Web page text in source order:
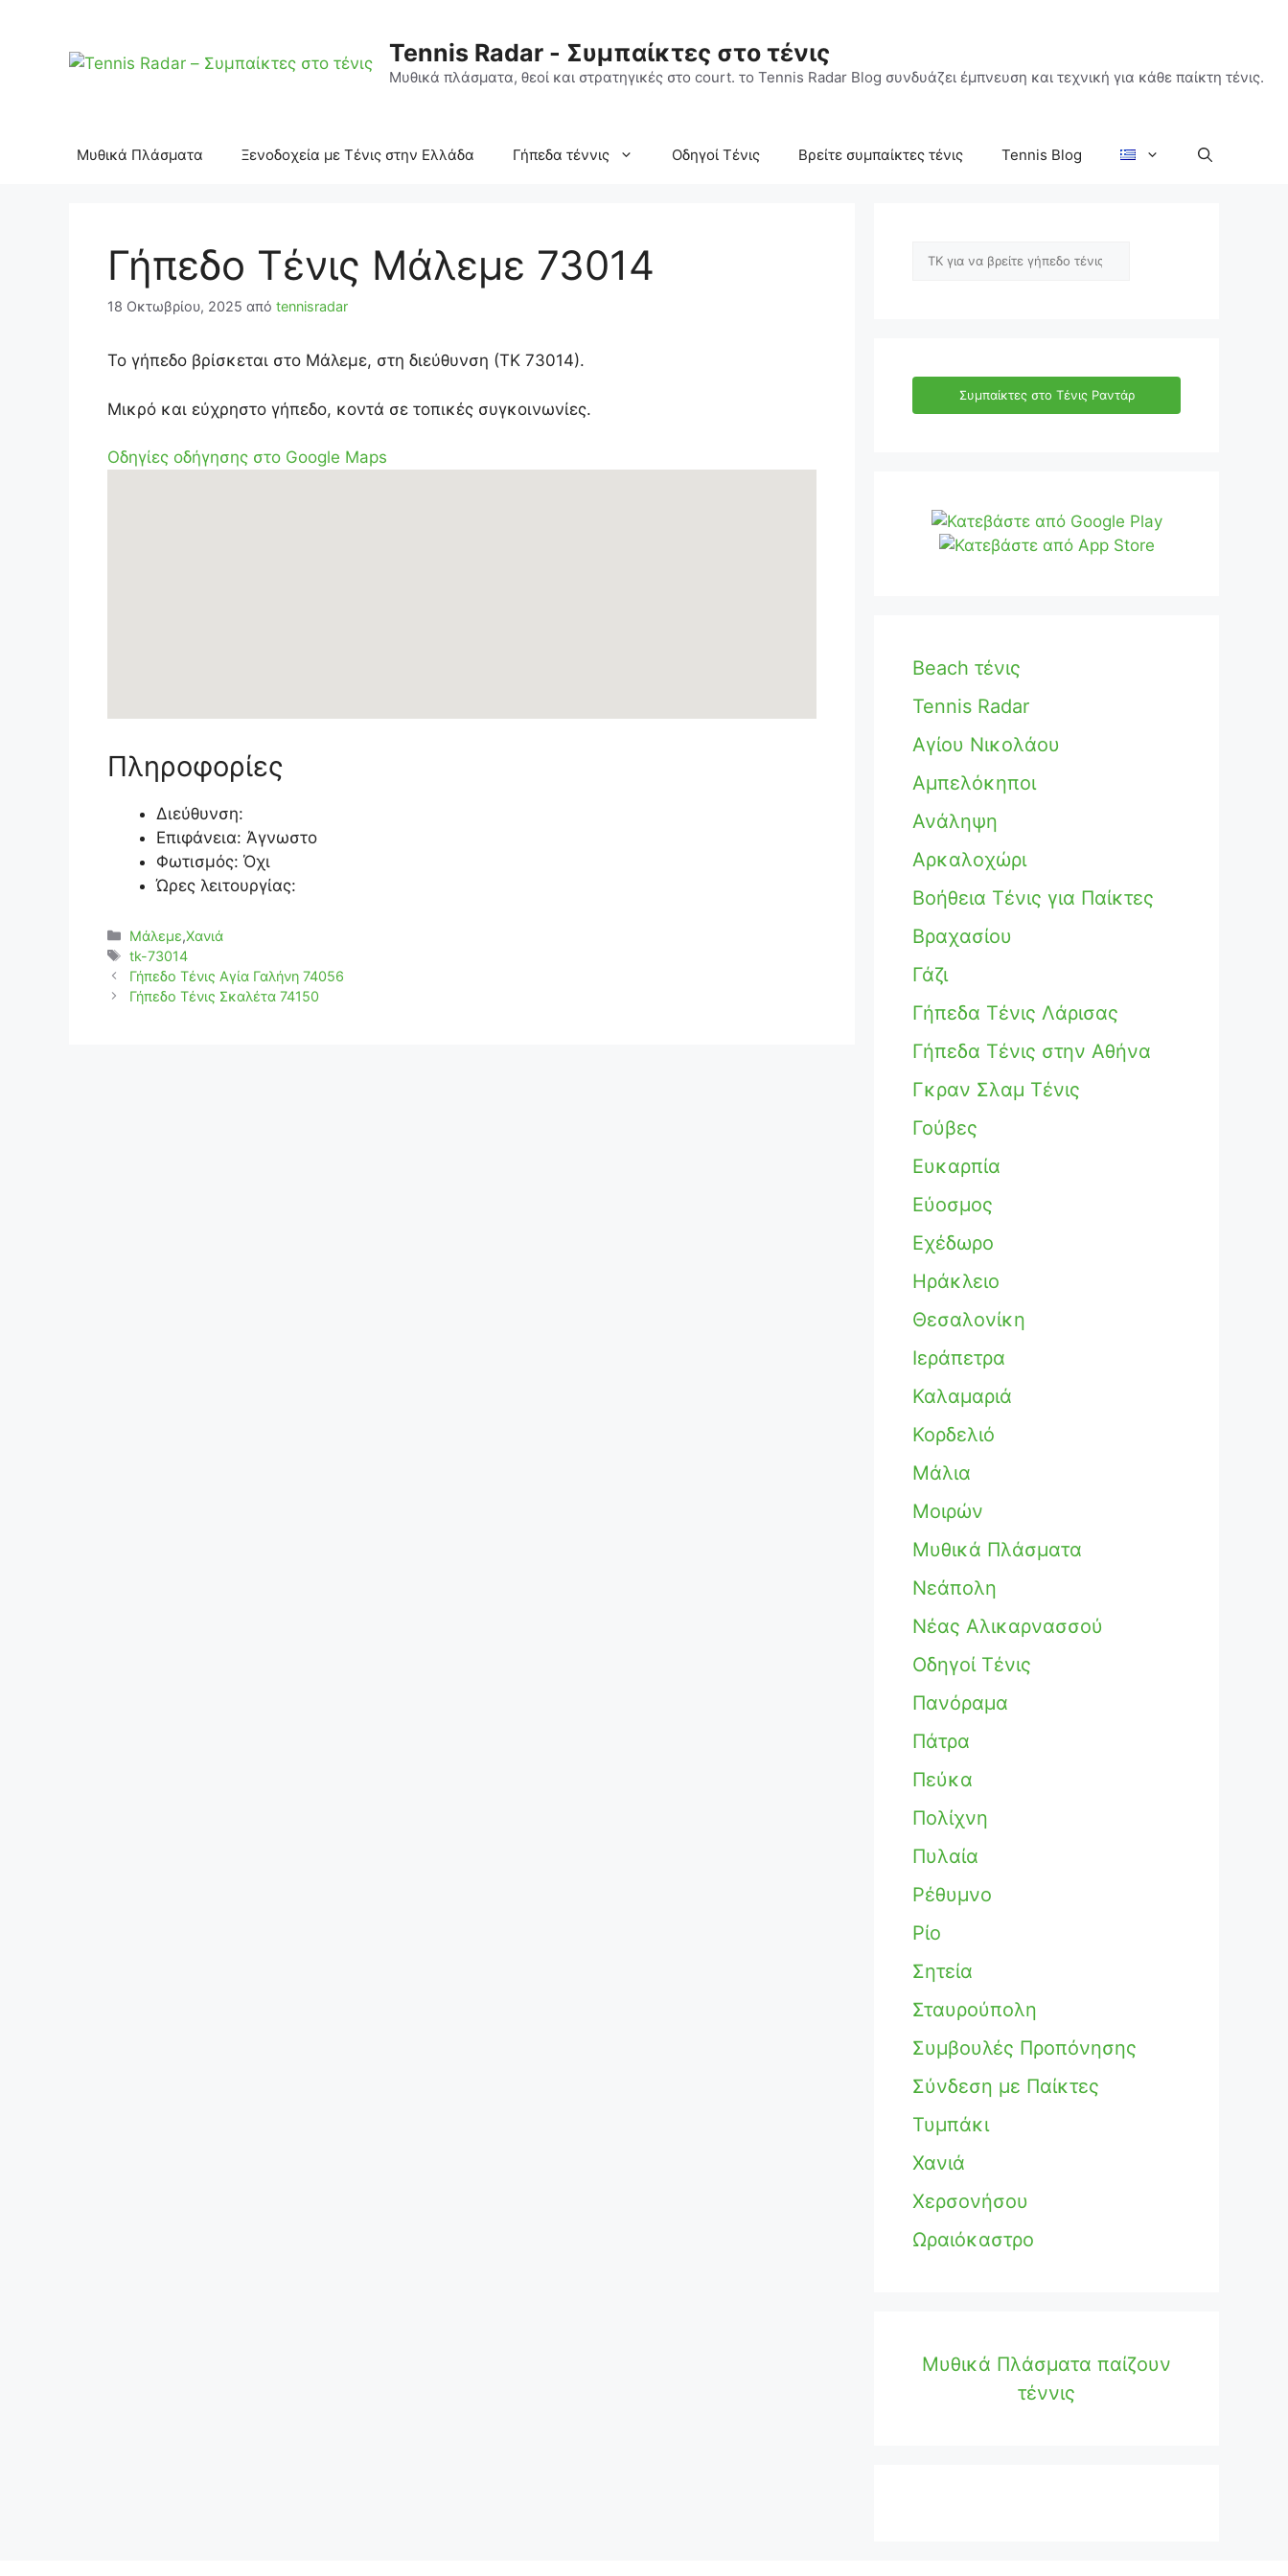
περιεχόμενο
Tennis Radar - Συμπαίκτες στο τένις
Μυθικά πλάσματα, θεοί και στρατηγικές στο court. το Tennis Radar Blog συνδυάζει έμπνευση και τεχνική για κάθε παίκτη τένις.
Μυθικά Πλάσματα Ξενοδοχεία με Τένις στην Ελλάδα Γήπεδα τέννις Οδηγοί Τένις Βρείτε συμπαίκτες τένις Tennis Blog
Γήπεδο Τένις Μάλεμε 73014
18 Οκτωβρίου, 2025 από tennisradar
Το γήπεδο βρίσκεται στο Μάλεμε, στη διεύθυνση (ΤΚ 73014).
Μικρό και εύχρηστο γήπεδο, κοντά σε τοπικές συγκοινωνίες.
Οδηγίες οδήγησης στο Google Maps
Πληροφορίες
Διεύθυνση:
Επιφάνεια: Άγνωστο
Φωτισμός: Όχι
Ώρες λειτουργίας:
Κατηγορίες
Μάλεμε,Χανιά
Ετικέτες
tk-73014
Γήπεδο Τένις Αγία Γαλήνη 74056
Γήπεδο Τένις Σκαλέτα 74150
Αναζήτηση
Συμπαίκτες στο Τένις Ραντάρ
Beach τένις
Tennis Radar
Αγίου Νικολάου
Αμπελόκηποι
Ανάληψη
Αρκαλοχώρι
Βοήθεια Τένις για Παίκτες
Βραχασίου
Γάζι
Γήπεδα Τένις Λάρισας
Γήπεδα Τένις στην Αθήνα
Γκραν Σλαμ Τένις
Γούβες
Ευκαρπία
Εύοσμος
Εχέδωρο
Ηράκλειο
Θεσαλονίκη
Ιεράπετρα
Καλαμαριά
Κορδελιό
Μάλια
Μοιρών
Μυθικά Πλάσματα
Νεάπολη
Νέας Αλικαρνασσού
Οδηγοί Τένις
Πανόραμα
Πάτρα
Πεύκα
Πολίχνη
Πυλαία
Ρέθυμνο
Ρίο
Σητεία
Σταυρούπολη
Συμβουλές Προπόνησης
Σύνδεση με Παίκτες
Τυμπάκι
Χανιά
Χερσονήσου
Ωραιόκαστρο
Μυθικά Πλάσματα παίζουν
τέννις